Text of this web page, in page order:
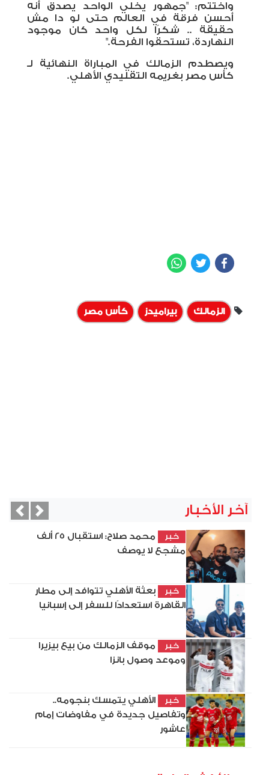
واختتم: "جمهور يخلي الواحد يصدق أنه
أحسن فرقة في العالم حتى لو دا مش
حقيقة .. شكرًا لكل واحد كان موجود
النهاردة، تستحقوا الفرحة."
ويصطدم الزمالك في المباراة النهائية لـ
كأس مصر بغريمه التقليدي الأهلي.
Facebook
Twitter
الزمالك بيراميدز كأس مصر
آخر الأخبار
خبر
محمد صلاح: استقبال 25 ألف
مشجع لا يوصف
خبر
بعثة الأهلي تتوافد إلى مطار
القاهرة استعدادًا للسفر إلى إسبانيا
خبر
موقف الزمالك من بيع بيزيرا
وموعد وصول بانزا
خبر
الأهلي يتمسك بنجومه..
وتفاصيل جديدة في مفاوضات إمام
عاشور
Next